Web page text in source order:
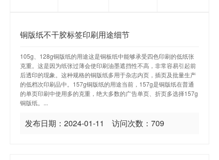
铜版纸不干胶标签印刷用途细节
105g、128g铜版纸的用途这是铜板纸中能够承受四色印刷的低纸张
克重。这是因为纸张过薄会使印刷油墨遮挡性不高，非常容易引起前
后透印的现象。这种规格的铜版纸多用于杂志内页，插页及批量生产
的低档次印刷品中。157g铜版纸的用途当前，157g是铜版纸在普通
的单页印刷中使用多的克重，绝大多数的广告单页、折页多选择157g
铜版纸。...
发布日期：2024-01-11 访问次数：709